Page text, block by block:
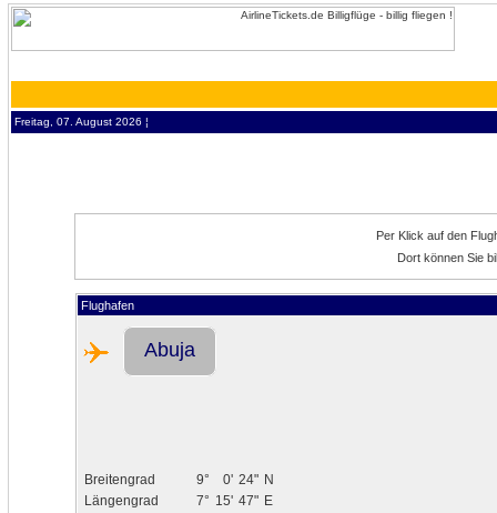
Freitag, 07. August 2026 ¦
Per Klick auf den
Dort können Sie
Flughafen
Abuja
Breitengrad 9° 0' 24" N
Längengrad
7° 15' 47" E